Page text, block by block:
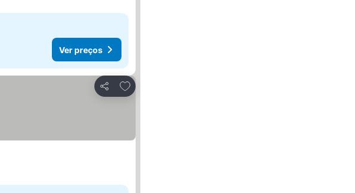
Ver preços
Partilhar
Adicionar aos favoritos